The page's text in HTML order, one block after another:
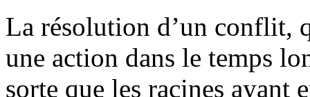
La résolution d’un conflit,
une action dans le temps
sorte que les racines ayant